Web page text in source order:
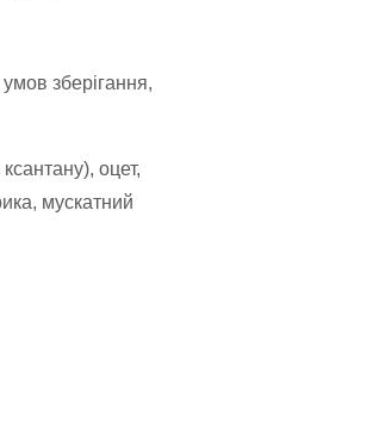
зберігання,
оцет,
мускатний